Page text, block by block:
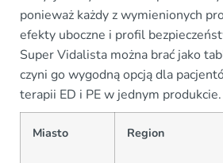
ponieważ każdy z wymienionych
efekty uboczne i profil
Super Vidalista można brać jako
czyni go wygodną opcją dla
terapii ED i PE w jednym produkcie.
Miasto Region